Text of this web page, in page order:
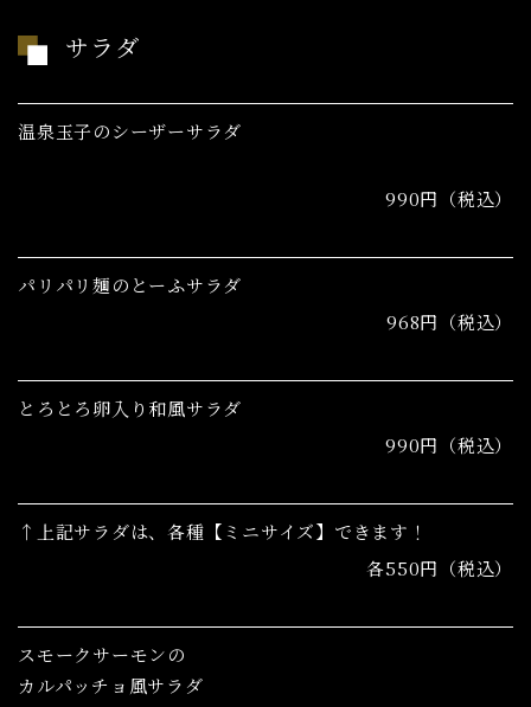
サラダ
温泉玉子のシーザーサラダ
990円（税込）
パリパリ麺のとーふサラダ
968円（税込）
とろとろ卵入り和風サラダ
990円（税込）
↑上記サラダは、各種【ミニサイズ】できます！
各550円（税込）
スモークサーモンの
カルパッチョ風サラダ